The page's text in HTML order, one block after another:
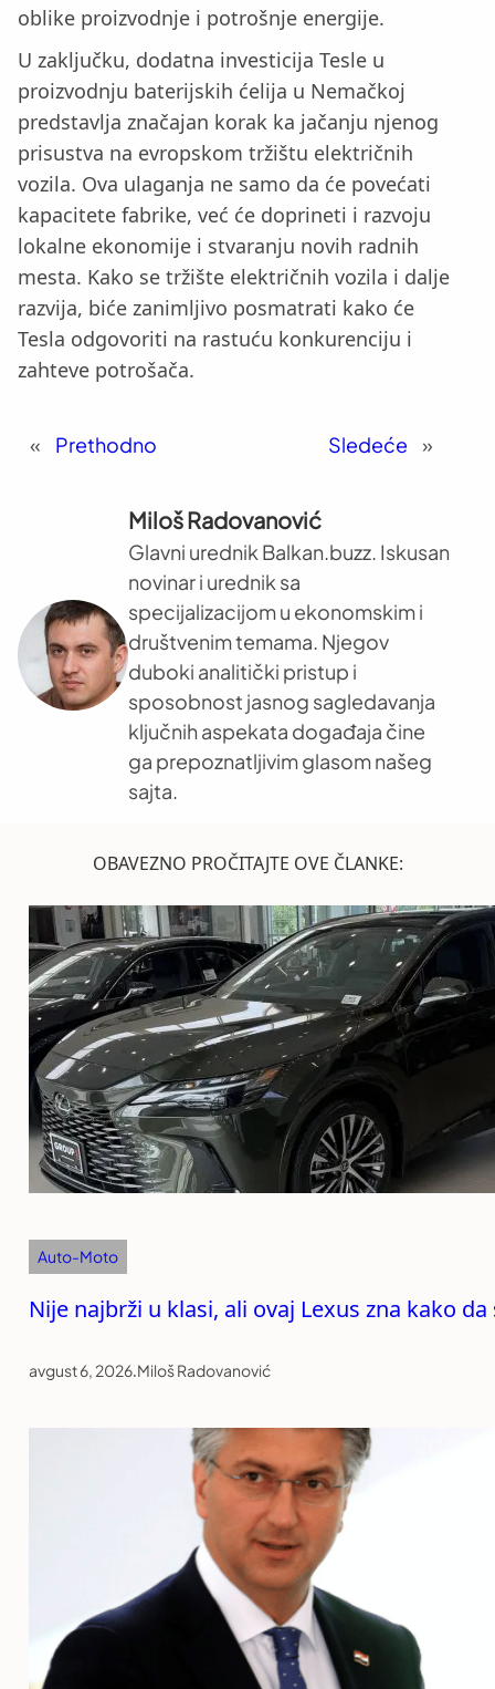
oblike proizvodnje i potrošnje energije.
U zaključku, dodatna investicija Tesle u
proizvodnju baterijskih ćelija u Nemačkoj
predstavlja značajan korak ka jačanju njenog
prisustva na evropskom tržištu električnih
vozila. Ova ulaganja ne samo da će povećati
kapacitete fabrike, već će doprineti i razvoju
lokalne ekonomije i stvaranju novih radnih
mesta. Kako se tržište električnih vozila i dalje
razvija, biće zanimljivo posmatrati kako će
Tesla odgovoriti na rastuću konkurenciju i
zahteve potrošača.
« Prethodno Sledeće »
Miloš Radovanović
Glavni urednik Balkan.buzz. Iskusan
novinar i urednik sa
specijalizacijom u ekonomskim i
društvenim temama. Njegov
duboki analitički pristup i
sposobnost jasnog sagledavanja
ključnih aspekata događaja čine
ga prepoznatljivim glasom našeg
sajta.
OBAVEZNO PROČITAJTE OVE ČLANKE:
Auto-Moto
Nije najbrži u klasi, ali ovaj Lexus zna kako
avgust 6, 2026.Miloš Radovanović